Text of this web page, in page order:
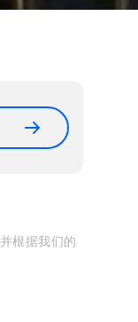
根据我们的